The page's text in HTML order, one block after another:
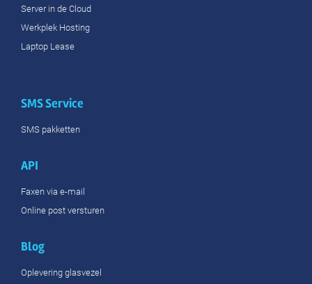
Server in de Cloud
Werkplek Hosting
Laptop Lease
SMS Service
SMS pakketten
API
Faxen via e-mail
Online post versturen
Blog
Oplevering glasvezel